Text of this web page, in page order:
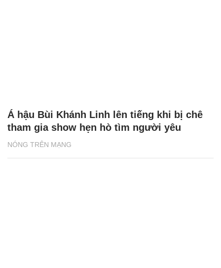
NÓNG TRÊN MẠNG
Á hậu Bùi Khánh Linh lên tiếng khi bị chê
tham gia show hẹn hò tìm người yêu